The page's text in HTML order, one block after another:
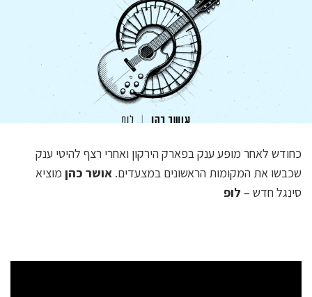
כחודש לאחר מופע ענק בפארק הירקון ואחרי רצף להיטי ענק
שכבשו את המקומות הראשונים במצעדים. אושר כהן מוציא
סינגל חדש – לופ